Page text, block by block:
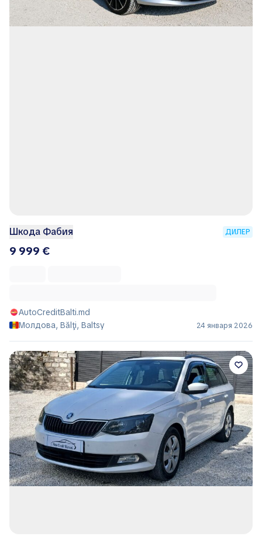
Шкода Фабия ДИЛЕР
9 999 €
AutoCreditBalti.md
Молдова, Bălţi, Baltsy
24 января 2026